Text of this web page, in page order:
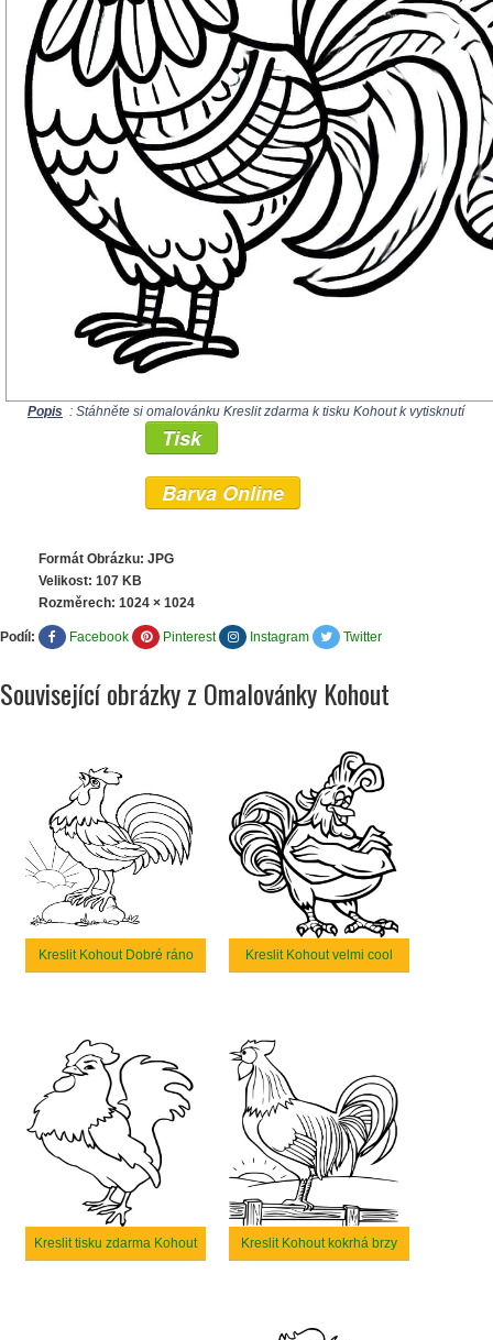
Popis : Stáhněte si omalovánku Kreslit zdarma k tisku Kohout k vytisknutí
Tisk
Barva Online
Formát Obrázku: JPG
Velikost: 107 KB
Rozměrech: 1024 × 1024
Podíl: Facebook Pinterest Instagram Twitter
Související obrázky z Omalovánky Kohout
Kreslit Kohout Dobré ráno Kreslit Kohout velmi cool
Kreslit tisku zdarma Kohout Kreslit Kohout kokrhá brzy